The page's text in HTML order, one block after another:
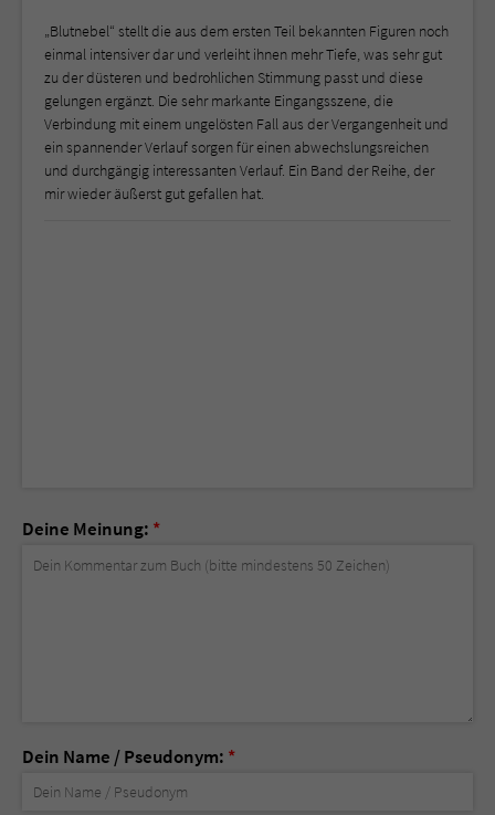
„Blutnebel“ stellt die aus dem ersten Teil bekannten Figuren noch
einmal intensiver dar und verleiht ihnen mehr Tiefe, was sehr gut
zu der düsteren und bedrohlichen Stimmung passt und diese
gelungen ergänzt. Die sehr markante Eingangsszene, die
Verbindung mit einem ungelösten Fall aus der Vergangenheit und
ein spannender Verlauf sorgen für einen abwechslungsreichen
und durchgängig interessanten Verlauf. Ein Band der Reihe, der
mir wieder äußerst gut gefallen hat.
Deine Meinung: *
Dein Name / Pseudonym: *